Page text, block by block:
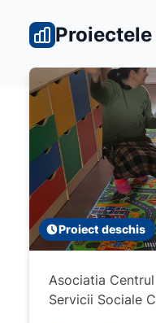
Proiect deschis
Asociatia
Servicii Sociale